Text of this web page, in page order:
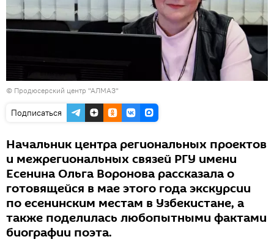
© Продюсерский центр "АЛМАЗ"
Подписаться
Начальник центра региональных проектов
и межрегиональных связей РГУ имени
Есенина Ольга Воронова рассказала о
готовящейся в мае этого года экскурсии
по есенинским местам в Узбекистане, а
также поделилась любопытными фактами
биографии поэта.